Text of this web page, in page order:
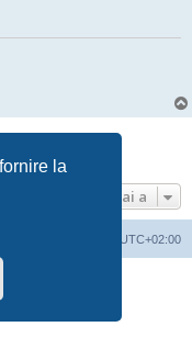
la
di1
Vai a
UTC+02:00
Limited